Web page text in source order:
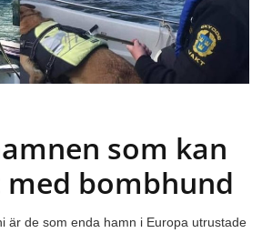
som kan
bombhund
är de som enda hamn i Europa utrustade